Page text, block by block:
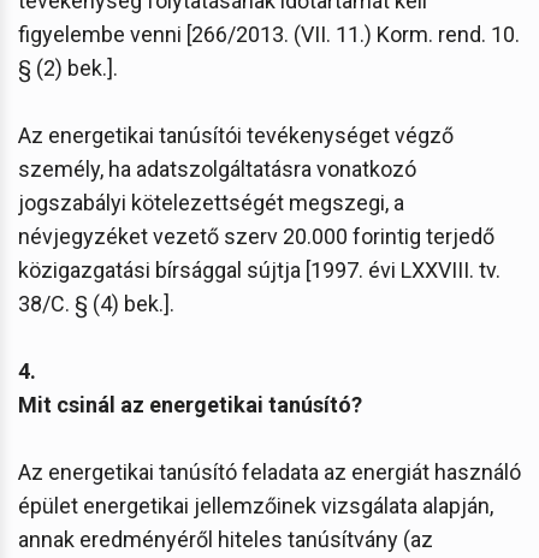
figyelembe venni [266/2013. (VII. 11.) Korm. rend. 10.
§ (2) bek.].
Az energetikai tanúsítói tevékenységet végző
személy, ha adatszolgáltatásra vonatkozó
jogszabályi kötelezettségét megszegi, a
névjegyzéket vezető szerv 20.000 forintig terjedő
közigazgatási bírsággal sújtja [1997. évi LXXVIII. tv.
38/C. § (4) bek.].
4.
Mit csinál az energetikai tanúsító?
Az energetikai tanúsító feladata az energiát használó
épület energetikai jellemzőinek vizsgálata alapján,
annak eredményéről hiteles tanúsítvány (az